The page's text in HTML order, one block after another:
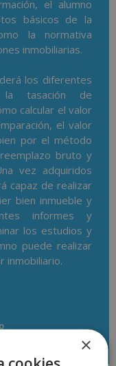
el alumno
básicos de la
la normativa
inmobiliarias.
los diferentes
la tasación de
calcular el valor
el valor
por el método
bruto y
vez adquiridos
capaz de realizar
bien inmueble y
informes y
los estudios y
puede realizar
inmobiliario.
×